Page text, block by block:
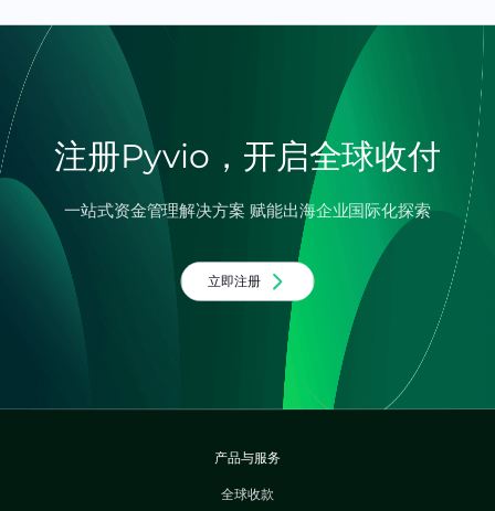
注册Pyvio，开启全球收付
一站式资金管理解决方案 赋能出海企业国际化探索
立即注册
产品与服务
全球收款